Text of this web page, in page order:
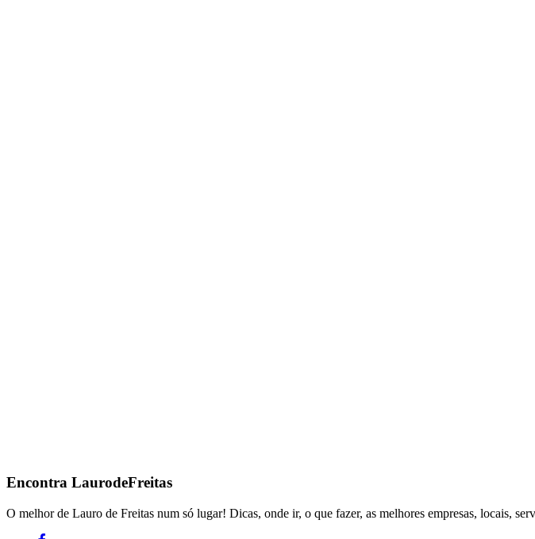
Encontra LaurodeFreitas
O melhor de Lauro de Freitas num só lugar! Dicas, onde ir, o que fazer, as melhores empresas, locais,